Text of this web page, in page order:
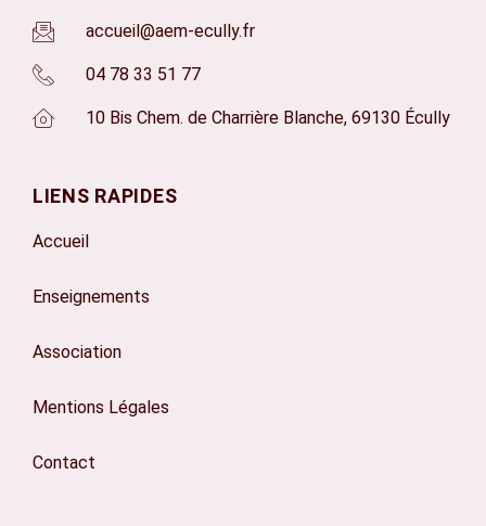
accueil@aem-ecully.fr
04 78 33 51 77
10 Bis Chem. de Charrière Blanche, 69130 Écully
LIENS RAPIDES
Accueil
Enseignements
Association
Mentions Légales
Contact